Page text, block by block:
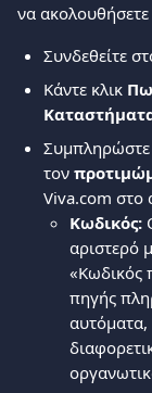
να
Συνδεθείτε
Κάντε κλικ
Συμπληρώστε
τον
Viva.com στο
Κωδικός:
αριστερό
«Κωδικός
πηγής
αυτόματα,